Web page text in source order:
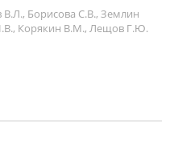
Борисова С.В., Землин
Корякин В.М., Лещов Г.Ю.